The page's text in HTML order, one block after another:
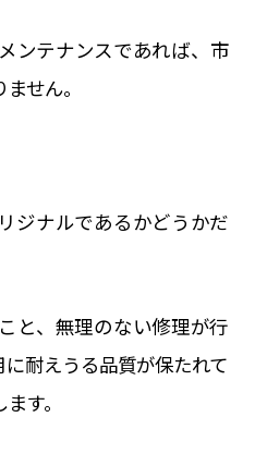
ンテナンスであれば、市
せん。
ジナルであるかどうかだ
と、無理のない修理が行
耐えうる品質が保たれて
す。